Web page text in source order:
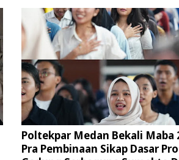
Poltekpar Medan Bekali Maba
Pra Pembinaan Sikap Dasar